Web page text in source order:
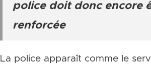
police doit donc encore
renforcée
La police apparaît comme le